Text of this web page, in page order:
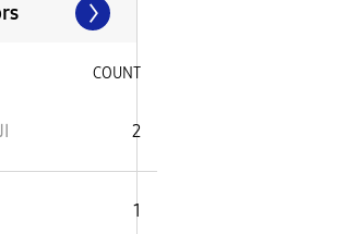
COUNT
2
1